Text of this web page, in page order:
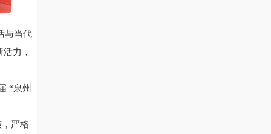
与当代
力，
“泉州
严格